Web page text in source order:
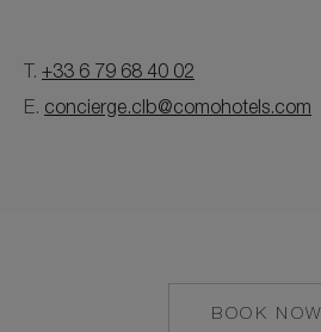
T. +33 6 79 68 40 02
E. concierge.clb@comohotels.com
BOOK NOW